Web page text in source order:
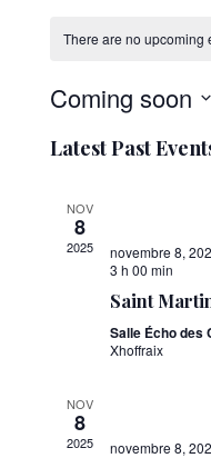
There are no upcoming
Coming soon
a
Latest Past
NOV
8
2025 novembre 8,
3 h 00 min
Saint
Salle Écho des
Xhoffraix
NOV
8
2025 novembre 8,